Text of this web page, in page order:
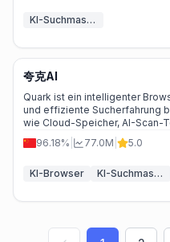
KI-Suchmaschine
夸克AI
Quark ist ein intelligenter
und effiziente Sucherfahrung
wie Cloud-Speicher, AI-Scan-
der perfekte Begleiter für
zuverlässiges Tool für den
96.18% 77.0M 5.0
KI-Browser KI-Suchmaschine